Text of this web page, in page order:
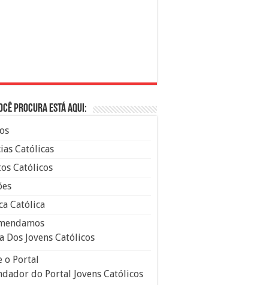
procura está aqui:
Católicas
Católicos
Católica
Dos Jovens Católicos
o Portal
do Portal Jovens Católicos